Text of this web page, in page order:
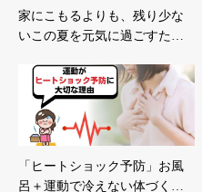
家にこもるよりも、残り少な
いこの夏を元気に過ごすた…
「ヒートショック予防」お風
呂＋運動で冷えない体づく…